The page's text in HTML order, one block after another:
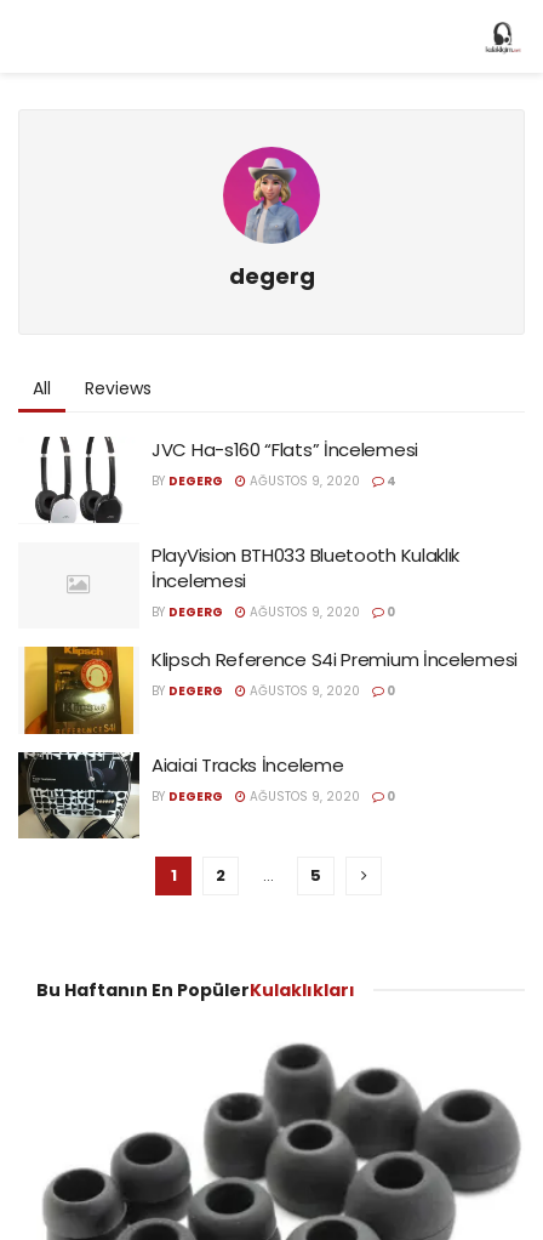
degerg
All Reviews
JVC Ha-s160 “Flats” İncelemesi
BY DEGERG AĞUSTOS 9, 2020 4
PlayVision BTH033 Bluetooth Kulaklık
İncelemesi
BY DEGERG AĞUSTOS 9, 2020 0
Klipsch Reference S4i Premium İncelemesi
BY DEGERG AĞUSTOS 9, 2020 0
Aiaiai Tracks İnceleme
BY DEGERG AĞUSTOS 9, 2020 0
1 2 … 5
Bu Haftanın En PopülerKulaklıkları